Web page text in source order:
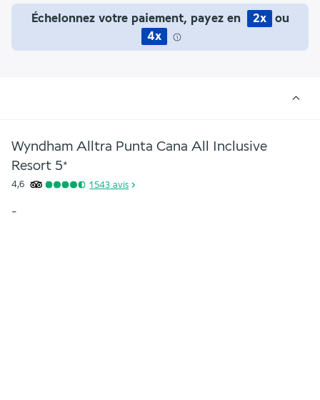
Échelonnez votre paiement, payez en 2x
ou
4x
Wyndham Alltra Punta Cana All Inclusive
Resort 5*
4,6 1 543 avis
-